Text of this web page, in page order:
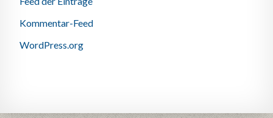
Kommentar-Feed
WordPress.org